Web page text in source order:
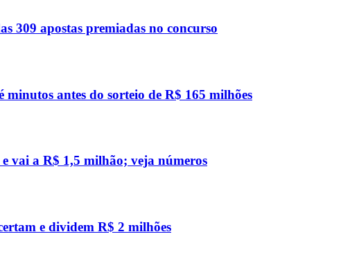
309 apostas premiadas no concurso
minutos antes do sorteio de R$ 165 milhões
vai a R$ 1,5 milhão; veja números
e dividem R$ 2 milhões